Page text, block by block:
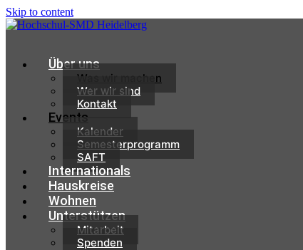
Skip to content
Über uns
Was wir machen
Wer wir sind
Kontakt
Events
Kalender
Semesterprogramm
SAFT
Internationals
Hauskreise
Wohnen
Unterstützen
Mitarbeit
Spenden